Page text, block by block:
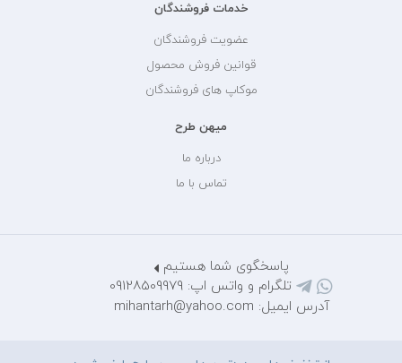
خدمات فروشندگان
عضویت فروشندگان
قوانین فروش محصول
موکاپ های فروشندگان
میهن طرح
درباره ما
تماس با ما
پاسخگوی شما هستیم
تلگرام و واتس اپ: 09128509979
آدرس ایمیل: mihantarh@yahoo.com